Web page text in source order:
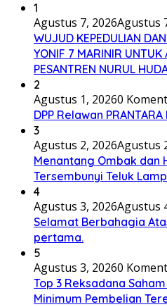
1
Agustus 7, 2026Agustus
WUJUD KEPEDULIAN
YONIF 7 MARINIR
PESANTREN NURUL
2
Agustus 1, 20260
DPP Relawan
3
Agustus 2, 2026Agustus
Menantang Ombak dan
Tersembunyi Teluk
4
Agustus 3, 2026Agustus
Selamat Berbahagia
pertama.
5
Agustus 3, 20260
Top 3 Reksadana
Minimum Pembelian